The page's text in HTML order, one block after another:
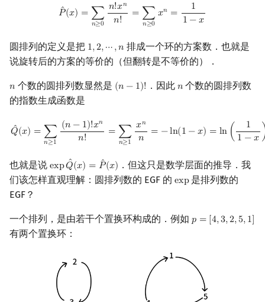
ˆ
𝑃(𝑥) = ∑
𝑛≥0
𝑛!𝑥𝑛
𝑛! = ∑
𝑛≥0
𝑥𝑛 =
1
1 −𝑥
P ^ =∑n ≥0n!xn =∑n≥ 0x −x
圆排列的定义是把 1,2,⋯,𝑛
1,2,⋯, n
排成一个环的方案数．也就是
说旋转后的方案的等价的（但翻转是不等价的）．
𝑛
n 个数的圆排列数显然是 (𝑛 − 1)!
(n−1) ! ．因此 𝑛
n 个数的圆排列数
的指数生成函数是
ˆ
𝑄(𝑥) = ∑
𝑛≥1
(𝑛 − 1)!𝑥𝑛
𝑛! = ∑
𝑛≥1
𝑥𝑛
𝑛 = −ln(1 −𝑥) = ln (
1
1 −𝑥
^(x)= ∑n ≥1 n−1)!x !=∑n ≥1x ln 1− ln − )
也就是说 exp ˆ
𝑄(𝑥) = ˆ
𝑃(𝑥)
expQ^(x =P ^(x)
．但这只是数学层面的推导．我
们该怎样直观理解：圆排列数的 EGF 的 exp
exp是排列数的
EGF？
一个排列，是由若干个置换环构成的．例如 𝑝 = [4,3,2,5,1]
p =[4,3,2,5,1]
有两个置换环：